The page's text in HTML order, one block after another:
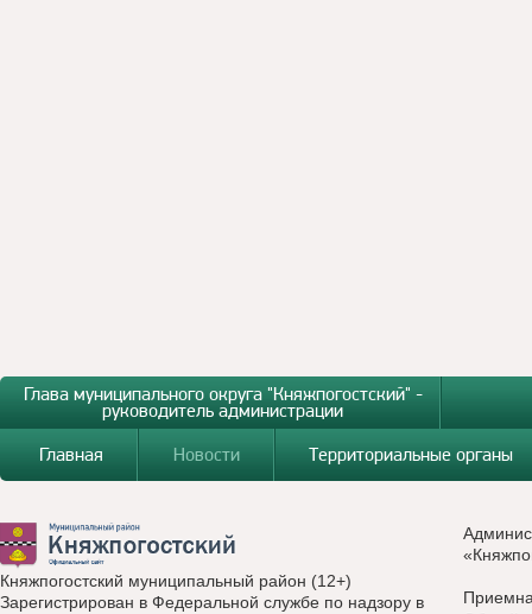
Глава муниципального округа "Княжпогостский" -
руководитель администрации
Главная
Новости Территориальные органы
Княжпогостский муниципальный район (12+)
Зарегистрирован в Федеральной службе по надзору в